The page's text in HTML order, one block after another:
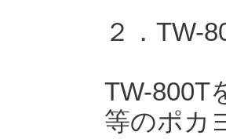
２．TW-
TW-800T
等のポカ